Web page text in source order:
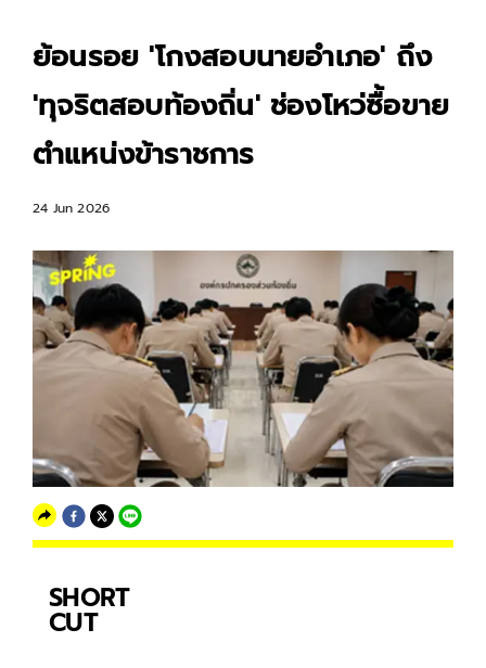
ย้อนรอย 'โกงสอบนายอำเภอ' ถึง
'ทุจริตสอบท้องถิ่น' ช่องโหว่ซื้อขาย
ตำแหน่งข้าราชการ
24 Jun 2026
SHORT
CUT